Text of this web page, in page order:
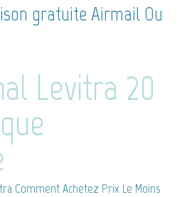
gratuite Airmail Ou
Levitra 20
Comment Achetez Prix Le Moins